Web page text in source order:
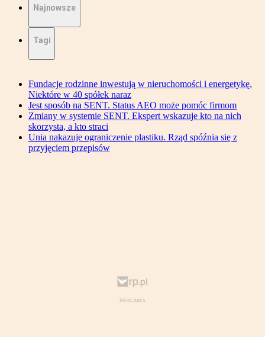
Najnowsze
Tagi
Fundacje rodzinne inwestują w nieruchomości i energetykę.
Niektóre w 40 spółek naraz
Jest sposób na SENT. Status AEO może pomóc firmom
Zmiany w systemie SENT. Ekspert wskazuje kto na nich
skorzysta, a kto straci
Unia nakazuje ograniczenie plastiku. Rząd spóźnia się z
przyjęciem przepisów